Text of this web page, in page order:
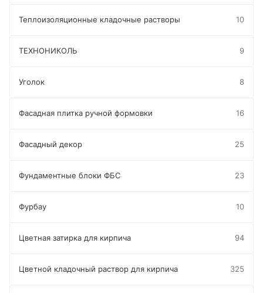
Теплоизоляционные кладочные растворы 10
ТЕХНОНИКОЛЬ 9
Уголок 8
Фасадная плитка ручной формовки 16
Фасадный декор 25
Фундаментные блоки ФБС 23
Фурбау 10
Цветная затирка для кирпича 94
Цветной кладочный раствор для кирпича 325